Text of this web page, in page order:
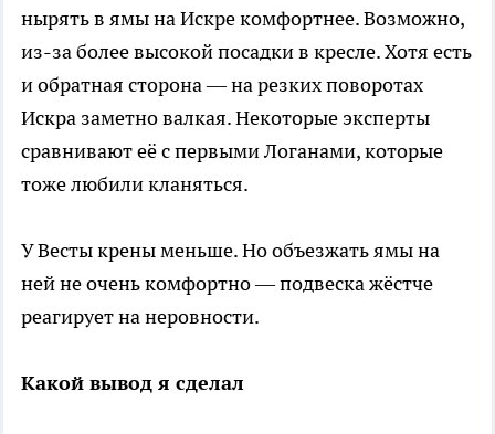
нырять в ямы на Искре комфортнее. Возможно,
из-за более высокой посадки в кресле. Хотя есть
и обратная сторона — на резких поворотах
Искра заметно валкая. Некоторые эксперты
сравнивают её с первыми Логанами, которые
тоже любили кланяться.
У Весты крены меньше. Но объезжать ямы на
ней не очень комфортно — подвеска жёстче
реагирует на неровности.
Какой вывод я сделал